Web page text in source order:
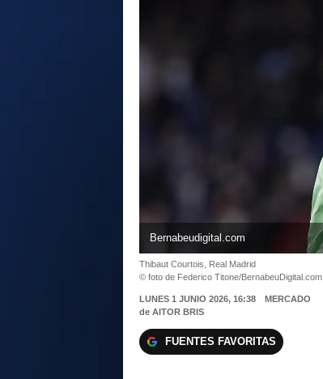
Bernabeudigital.com
Thibaut Courtois, Real Madrid
© foto de Federico Titone/BernabeuDigital.com
LUNES 1 JUNIO 2026, 16:38
MERCADO
de AITOR BRIS
FUENTES FAVORITAS